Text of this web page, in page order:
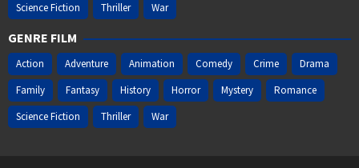
Science Fiction
Thriller War
GENRE FILM
Action Adventure Animation Comedy Crime
Drama
Family
Fantasy History Horror Mystery
Romance
Science Fiction
Thriller War